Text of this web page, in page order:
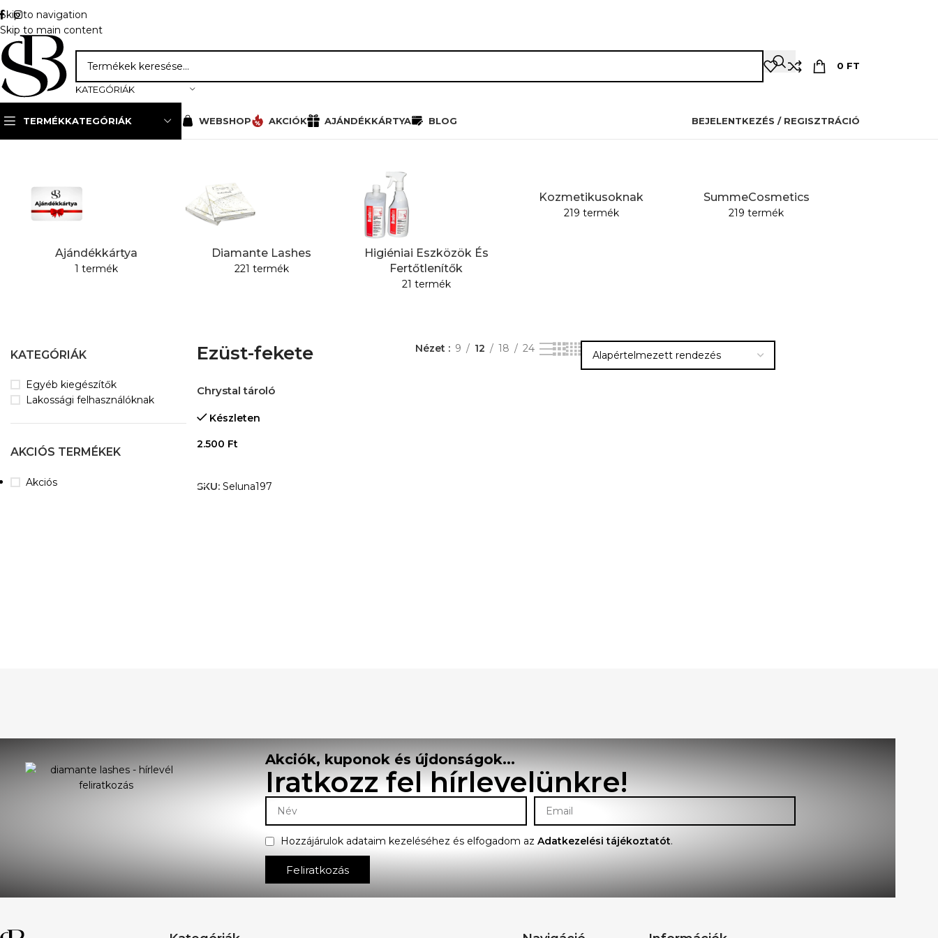
Skip to navigation
Skip to main content
KATEGÓRIÁK
0 FT
TERMÉKKATEGÓRIÁK WEBSHOP AKCIÓK AJÁNDÉKKÁRTYA BLOG BEJELENTKEZÉS / REGISZTRÁCIÓ
Ajándékkártya
1 termék
Diamante Lashes
221 termék
Higiéniai Eszközök És
Fertőtlenítők
21 termék
Kozmetikusoknak
219 termék
SummeCosmetics
219 termék
KATEGÓRIÁK
Egyéb kiegészítők
Lakossági felhasználóknak
AKCIÓS TERMÉKEK
Akciós
Ezüst-fekete Nézet 9 12 18 24
Chrystal tároló
Készleten
2.500 Ft
SKU: Seluna197
Akciók, kuponok és újdonságok...
Iratkozz fel hírlevelünkre!
Hozzájárulok adataim kezeléséhez és elfogadom azAdatkezelési tájékoztatót.
Feliratkozás